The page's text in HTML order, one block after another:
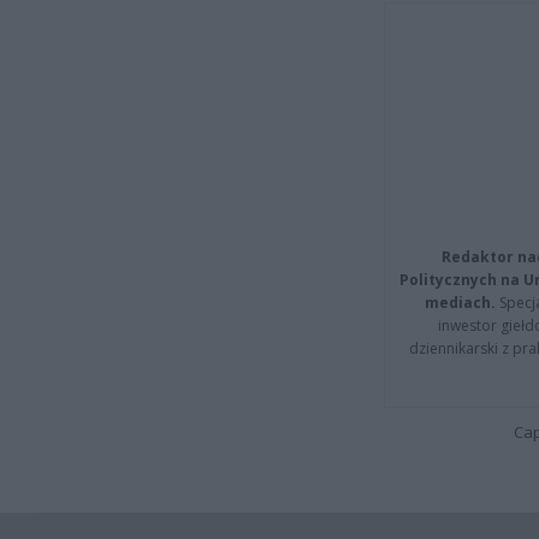
Redaktor
Politycznych na
mediach.
inwestor
dziennikarski z